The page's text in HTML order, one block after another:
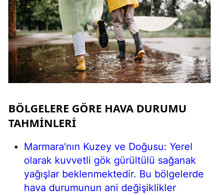
BÖLGELERE GÖRE HAVA DURUMU
TAHMINLERI
Marmara'nın Kuzey ve Doğusu: Yerel
olarak kuvvetli gök gürültülü sağanak
yağışlar beklenmektedir. Bu bölgelerde
hava durumunun ani değişiklikler